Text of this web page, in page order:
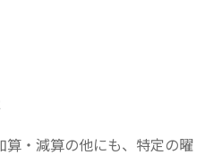
算・減算の他にも、特定の曜